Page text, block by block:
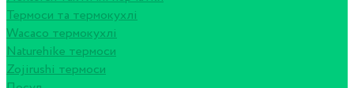
Термоси та термокухлі
Wacaco термокухлі
Naturehike термоси
Zojirushi термоси